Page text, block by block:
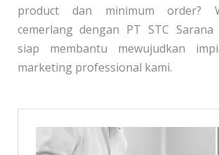
product dan minimum order?
cemerlang dengan PT STC Sarana
siap membantu mewujudkan
marketing professional kami.